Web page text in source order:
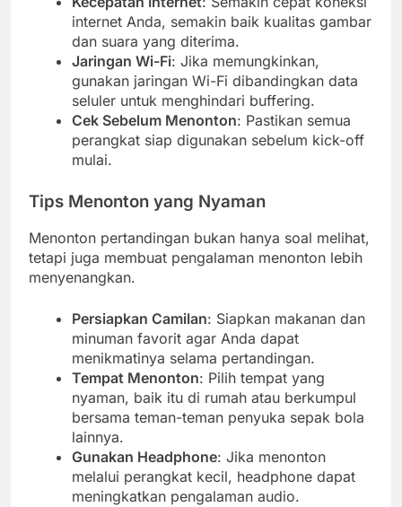
internet Anda, semakin baik kualitas gambar
dan suara yang diterima.
Jaringan Wi-Fi: Jika memungkinkan,
gunakan jaringan Wi-Fi dibandingkan data
seluler untuk menghindari buffering.
Cek Sebelum Menonton: Pastikan semua
perangkat siap digunakan sebelum kick-off
mulai.
Tips Menonton yang Nyaman
Menonton pertandingan bukan hanya soal melihat,
tetapi juga membuat pengalaman menonton lebih
menyenangkan.
Persiapkan Camilan: Siapkan makanan dan
minuman favorit agar Anda dapat
menikmatinya selama pertandingan.
Tempat Menonton: Pilih tempat yang
nyaman, baik itu di rumah atau berkumpul
bersama teman-teman penyuka sepak bola
lainnya.
Gunakan Headphone: Jika menonton
melalui perangkat kecil, headphone dapat
meningkatkan pengalaman audio.